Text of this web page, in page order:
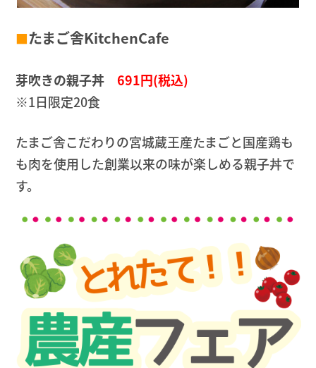
■たまご舎KitchenCafe
芽吹きの親子丼 691円(税込)
※1日限定20食
たまご舎こだわりの宮城蔵王産たまごと国産鶏も
も肉を使用した創業以来の味が楽しめる親子丼で
す。